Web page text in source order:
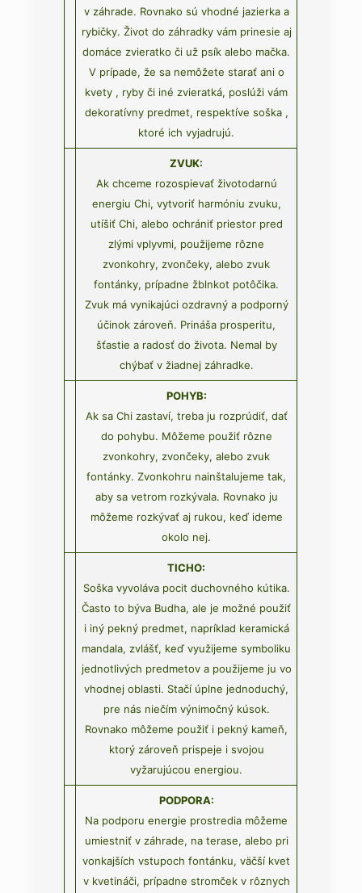
v záhrade. Rovnako sú vhodné jazierka a
rybičky. Život do záhradky vám prinesie aj
domáce zvieratko či už psík alebo mačka.
V prípade, že sa nemôžete starať ani o
kvety , ryby či iné zvieratká, poslúži vám
dekoratívny predmet, respektíve soška ,
ktoré ich vyjadrujú.
ZVUK:
Ak chceme rozospievať životodarnú
energiu Chi, vytvoriť harmóniu zvuku,
utíšiť Chi, alebo ochrániť priestor pred
zlými vplyvmi, použijeme rôzne
zvonkohry, zvončeky, alebo zvuk
fontánky, prípadne žblnkot potôčika.
Zvuk má vynikajúci ozdravný a podporný
účinok zároveň. Prináša prosperitu,
šťastie a radosť do života. Nemal by
chýbať v žiadnej záhradke.
POHYB:
Ak sa Chi zastaví, treba ju rozprúdiť, dať
do pohybu. Môžeme použiť rôzne
zvonkohry, zvončeky, alebo zvuk
fontánky. Zvonkohru nainštalujeme tak,
aby sa vetrom rozkývala. Rovnako ju
môžeme rozkývať aj rukou, keď ideme
okolo nej.
TICHO:
Soška vyvoláva pocit duchovného kútika.
Často to býva Budha, ale je možné použiť
i iný pekný predmet, napríklad keramická
mandala, zvlášť, keď využijeme symboliku
jednotlivých predmetov a použijeme ju vo
vhodnej oblasti. Stačí úplne jednoduchý,
pre nás niečím výnimočný kúsok.
Rovnako môžeme použiť i pekný kameň,
ktorý zároveň prispeje i svojou
vyžarujúcou energiou.
PODPORA:
Na podporu energie prostredia môžeme
umiestniť v záhrade, na terase, alebo pri
vonkajších vstupoch fontánku, väčší kvet
v kvetináči, prípadne stromček v rôznych